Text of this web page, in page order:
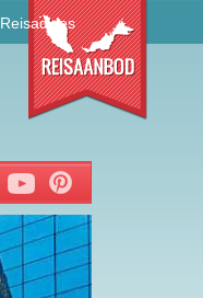
Reisadvies